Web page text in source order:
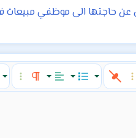
عن حاجتها الى موظفي
خيارات إضافية…قائمة
قائمة مرتبة
المحاذاة
محاذاة لليسار
تنسيق الفقرة
عادي